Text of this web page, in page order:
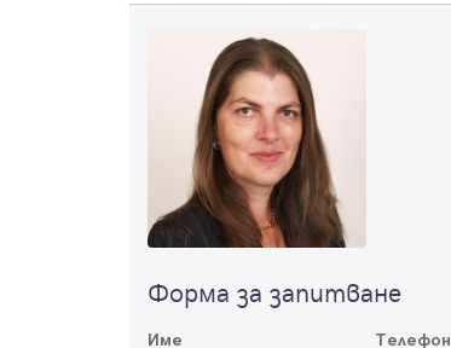
Форма за запитване
Име Телефон